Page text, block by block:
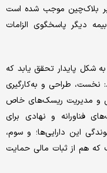
بر بلاک‌چین موجب شده است
دیگر پاسخگوی الزامات
شکل پایدار تحقق یابد که
نخست، طراحی و به‌کارگیری
و مدیریت ریسک‌های خاص
فناورانه و نهادی برای
این دارایی‌ها؛ و سوم،
هم از ثبات مالی حمایت